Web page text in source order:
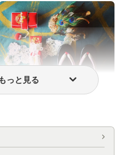
ウェディングドレス・衣装
っと見る